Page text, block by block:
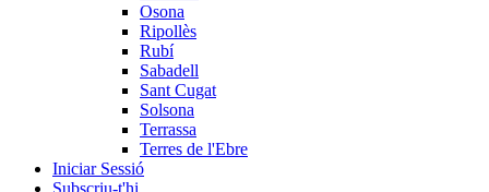
Osona
Ripollès
Rubí
Sabadell
Sant Cugat
Solsona
Terrassa
Terres de l'Ebre
Iniciar Sessió
Subscriu-t'hi